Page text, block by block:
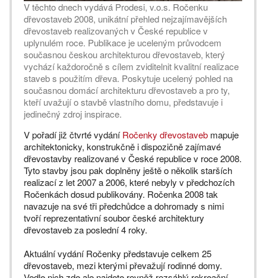
V těchto dnech vydává Prodesi, v.o.s. Ročenku
dřevostaveb 2008, unikátní přehled nejzajímavějších
dřevostaveb realizovaných v České republice v
uplynulém roce. Publikace je uceleným průvodcem
současnou českou architekturou dřevostaveb, který
vychází každoročně s cílem zviditelnit kvalitní realizace
staveb s použitím dřeva. Poskytuje ucelený pohled na
současnou domácí architekturu dřevostaveb a pro ty,
kteří uvažují o stavbě vlastního domu, představuje i
jedinečný zdroj inspirace.
V pořadí již čtvrté vydáníRočenky dřevostaveb mapuje
architektonicky, konstrukčně i dispozičně zajímavé
dřevostavby realizované v České republice v roce 2008.
Tyto stavby jsou pak doplněny ještě o několik starších
realizací z let 2007 a 2006, které nebyly v předchozích
Ročenkách dosud publikovány. Ročenka 2008 tak
navazuje na své tři předchůdce a dohromady s nimi
tvoří reprezentativní soubor české architektury
dřevostaveb za poslední 4 roky.
Aktuální vydání Ročenky představuje celkem 25
dřevostaveb, mezi kterými převažují rodinné domy.